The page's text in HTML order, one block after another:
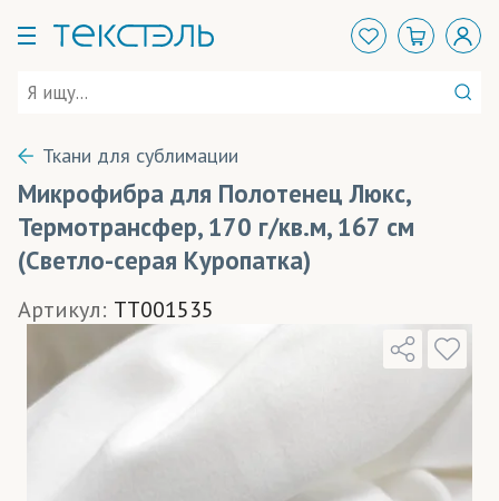
Ткани для сублимации
Микрофибра для Полотенец Люкс,
Термотрансфер, 170 г/кв.м, 167 см
(Светло-серая Куропатка)
Артикул: TT001535